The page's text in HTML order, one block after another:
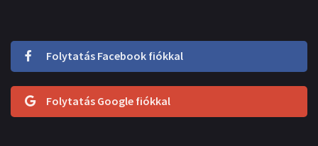
Folytatás Facebook fiókkal
Folytatás Google fiókkal